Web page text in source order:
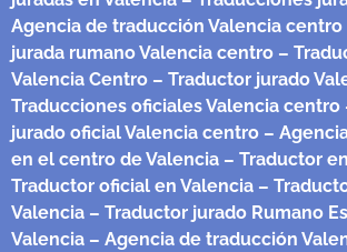
Agencia de traducción Valencia centro
jurada rumano Valencia centro –
Valencia Centro – Traductor jurado
Traducciones oficiales Valencia centro
jurado oficial Valencia centro –
en el centro de Valencia – Traductor
Traductor oficial en Valencia –
Valencia – Traductor jurado Rumano
Valencia – Agencia de traducción